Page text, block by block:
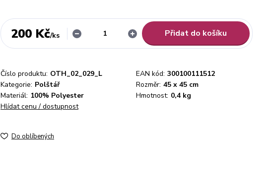
200 Kč/ks Přidat do košíku
Číslo produktu: OTH_02_029_L EAN kód: 300100111512
Kategorie: Polštář Rozměr: 45 x 45 cm
Materiál: 100% Polyester Hmotnost: 0,4 kg
Hlídat cenu / dostupnost
Do oblíbených